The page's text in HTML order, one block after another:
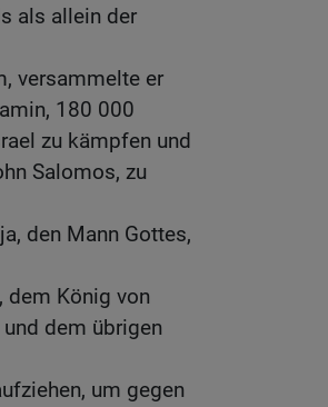
als allein der
versammelte er
180 000
zu kämpfen und
Salomos, zu
den Mann Gottes,
dem König von
dem übrigen
um gegen